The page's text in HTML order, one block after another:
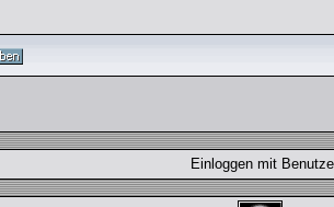
Einloggen mit